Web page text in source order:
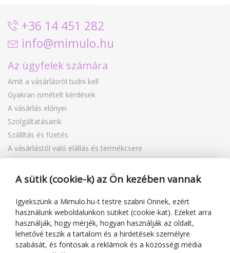
+36 14 451 282
info@mimulo.hu
Az ügyfelek számára
Amit a vásárlásról tudni kell
Gyakran ismételt kérdések
A vásárlás előnyei
Szolgáltatásaink
Szállítás és fizetés
A vásárlástól való elállás és termékcsere
Ajándékutalványok
Blog
A kereskedőről
Mimulo.hu
A sütik (cookie-k) az Ön kezében vannak
Igyekszünk a Mimulo.hu-t testre szabni Önnek, ezért
használunk weboldalunkon sütiket (cookie-kat). Ezeket arra
használják, hogy mérjék, hogyan használják az oldalt,
lehetővé teszik a tartalom és a hirdetések személyre
szabását, és fontosak a reklámok és a közösségi média